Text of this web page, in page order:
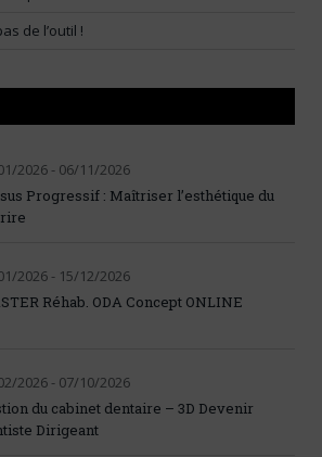
de l’outil !
2026 - 06/11/2026
Progressif : Maîtriser l’esthétique du
2026 - 15/12/2026
Réhab. ODA Concept ONLINE
2026 - 07/10/2026
du cabinet dentaire – 3D Devenir
Dirigeant